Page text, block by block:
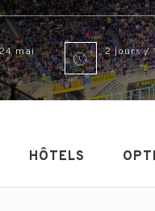
mai
2 jours /
HÔTELS